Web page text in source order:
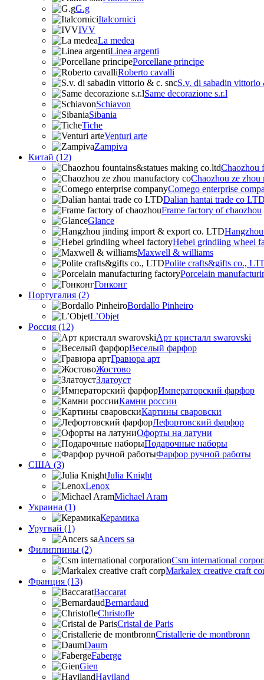
G.g
Italcornici
IVV
La medea
Linea argenti
Porcellane principe
Roberto cavalli
S.v. di sabadin vittorio
Same decorazione s.r.l
Schiavon
Sibania
Tiche
Venturi arte
Zampiva
Китай (12)
Chaozhou
Chaozhou ze zhou
Comego enterprise
Dalian hantai trade co LTD
Frame factory of chaozhou
Glance
Hebei grindiing wheel
Maxwell & williams
Polite crafts&gifts co.,
Porcelain
Гонконг
Португалия (2)
Bordallo Pinheiro
L’Objet
Россия (12)
Арт кристалл swarovski
Веселый фарфор
Гравюра арт
Жостово
Златоуст
Императорский фарфор
Камни россии
Картины сваровски
Лефортовский фарфор
Офорты на латуни
Подарочные наборы
Фарфор ручной работы
США (3)
Julia Knight
Lenox
Michael Aram
Украина (1)
Керамика
Уругвай (1)
Ancers sa
Филиппины (2)
Csm international
Markalex creative craft
Франция (13)
Baccarat
Bernardaud
Christofle
Cristal de Paris
Cristallerie de montbronn
Daum
Faberge
Gien
Haviland